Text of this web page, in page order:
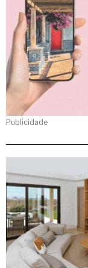
Publicidade